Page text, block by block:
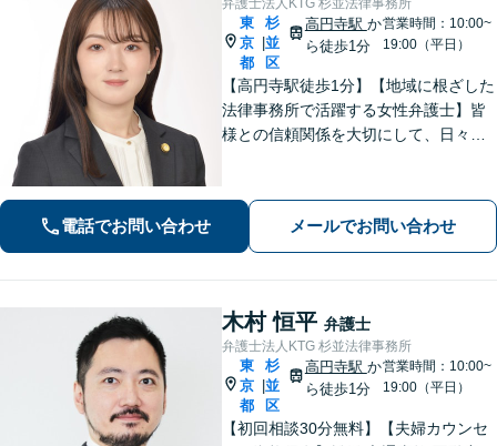
東
京
都
杉
並
区
高円寺駅 か
ら徒歩1分
営業時間：10:00~
19:00（平日）
【高円寺駅徒歩1分】【地域に根ざした
法律事務所で活躍する女性弁護士】皆
様との信頼関係を大切にして、日々業
ましたら、お気軽にご相談ください。
電話でお問い合わせ メールでお問い合わせ
木村 恒平 弁護士
弁護士法人KTG 杉並法律事務所
東
京
都
杉
並
区
高円寺駅 か
ら徒歩1分
営業時間：10:00~
19:00（平日）
【初回相談30分無料】【夫婦カウンセ